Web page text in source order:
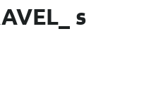
s